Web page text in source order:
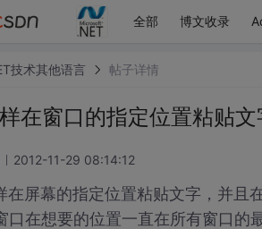
全部 博文收录
技术其他语言 帖子详情
在窗口的指定位置粘贴文
2012-11-29 08:14:12
在屏幕的指定位置粘贴文字，并且
口在想要的位置一直在所有窗口的最